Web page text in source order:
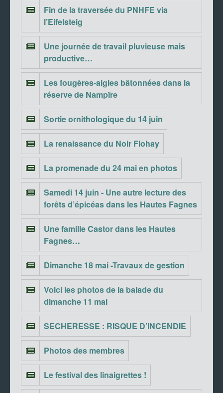
Fin de la traversée du PNHFE via
l’Eifelsteig
Une journée de travail pluvieuse mais
productive…
Les fougères-aigles bâtonnées dans la
réserve de Nampîre
Sortie ornithologique du 14 juin
La renaissance du Noir Flohay
La promenade du 24 mai en photos
Samedi 14 juin - Une autre lecture des
forêts d’épicéas dans les Hautes Fagnes
Une famille Castor dans les Hautes
Fagnes…
Dimanche 18 mai -Travaux de gestion
Voici les photos de la balade du
dimanche 11 mai
SECHERESSE : RISQUE D’INCENDIE
Photos des membres
Le festival des linaigrettes !